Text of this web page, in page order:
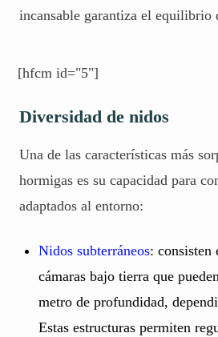
incansable garantiza el equilibrio
[hfcm id="5"]
Diversidad de nidos
Una de las características más
hormigas es su capacidad para
adaptados al entorno:
Nidos subterráneos: consisten
cámaras bajo tierra que
metro de profundidad,
Estas estructuras permiten